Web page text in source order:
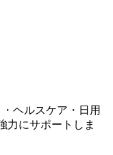
ヘルスケア・日用
力にサポートしま